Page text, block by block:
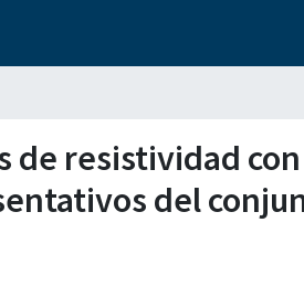
resistividad
del